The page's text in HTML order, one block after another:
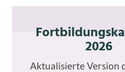
2026
Aktualisierte Version